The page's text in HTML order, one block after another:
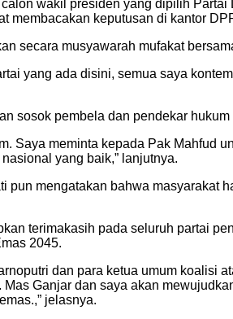
wakil presiden yang dipilih
membacakan keputusan di kantor
secara musyawarah mufakat
yang ada disini, semua saya
sosok pembela dan pendekar
Saya meminta kepada Pak Mahfud
yang baik,” lanjutnya.
mengatakan bahwa
terimakasih pada seluruh partai
2045.
dan para ketua umum
Ganjar dan saya akan
jelasnya.